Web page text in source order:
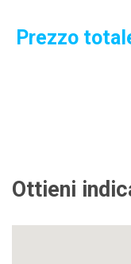
Prezzo
Ottieni